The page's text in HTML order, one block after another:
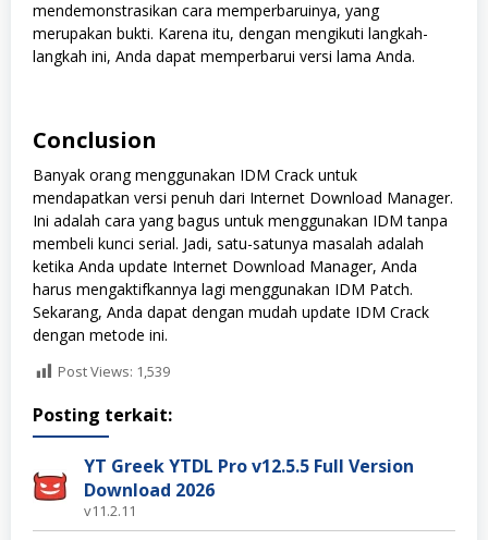
mendemonstrasikan cara memperbaruinya, yang
merupakan bukti. Karena itu, dengan mengikuti langkah-
langkah ini, Anda dapat memperbarui versi lama Anda.
Conclusion
Banyak orang menggunakan IDM Crack untuk
mendapatkan versi penuh dari Internet Download Manager.
Ini adalah cara yang bagus untuk menggunakan IDM tanpa
membeli kunci serial. Jadi, satu-satunya masalah adalah
ketika Anda update Internet Download Manager, Anda
harus mengaktifkannya lagi menggunakan IDM Patch.
Sekarang, Anda dapat dengan mudah update IDM Crack
dengan metode ini.
Post Views: 1,539
Posting terkait:
YT Greek YTDL Pro v12.5.5 Full Version
Download 2026
v11.2.11